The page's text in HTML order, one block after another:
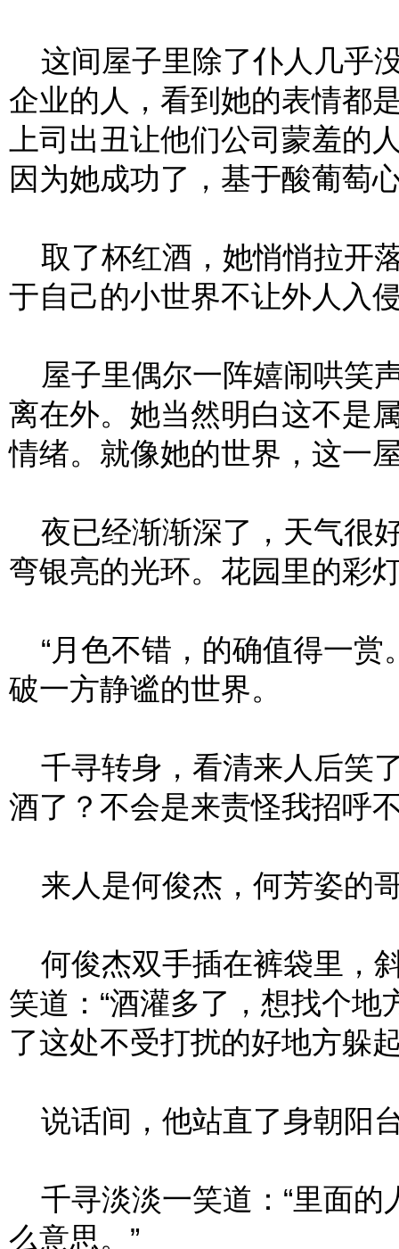
这间屋子里除了仆人几乎
企业的人，看到她的表情都
上司出丑让他们公司蒙羞的
因为她成功了，基于酸葡萄
取了杯红酒，她悄悄拉开
于自己的小世界不让外人入
屋子里偶尔一阵嬉闹哄笑
离在外。她当然明白这不是
情绪。就像她的世界，这一
夜已经渐渐深了，天气很
弯银亮的光环。花园里的彩
“月色不错，的确值得一赏
破一方静谧的世界。
千寻转身，看清来人后笑
酒了？不会是来责怪我招呼
来人是何俊杰，何芳姿的
何俊杰双手插在裤袋里，
笑道：“酒灌多了，想找个
了这处不受打扰的好地方躲
说话间，他站直了身朝阳
千寻淡淡一笑道：“里面的
么意思。”